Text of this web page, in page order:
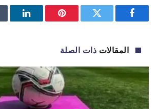
فيسبوك تويتر بينتيريستلينكدإن
المقالات ذات الصلة